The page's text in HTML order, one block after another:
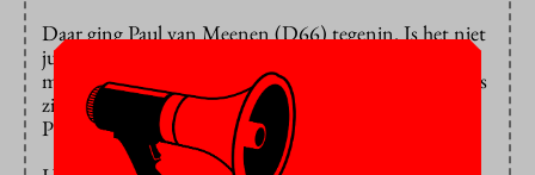
Daar ging Paul van Meenen (D66) tegenin. Is het niet
juist de PVV die wetenschap politiseert door er “ook
maar een mening” van te maken? Alle wetenschappers
zijn het eens over de opwarming van de aarde en de
PVV zet dat weg als linkse ideologie.